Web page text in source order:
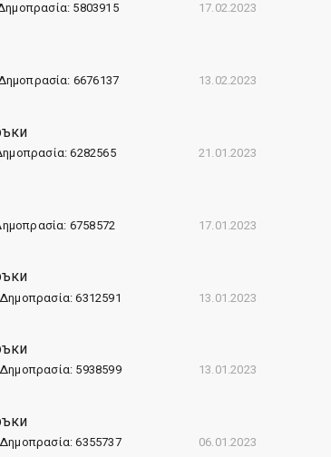
5803915 17.02.2023
6676137 13.02.2023
6282565 21.01.2023
6758572 17.01.2023
Δημοπρασία: 6312591 13.01.2023
Δημοπρασία: 5938599 13.01.2023
Δημοπρασία: 6355737 06.01.2023